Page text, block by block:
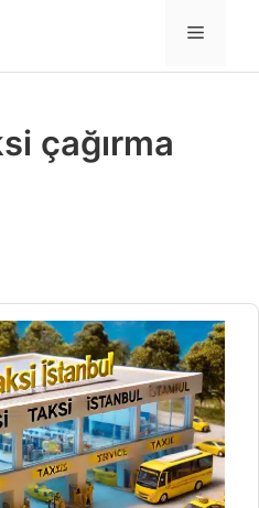
MENÜ
çağırma